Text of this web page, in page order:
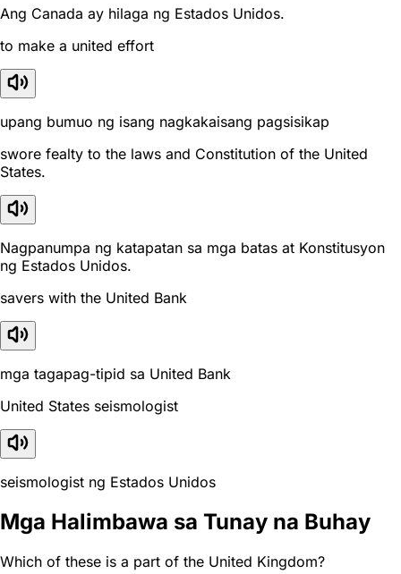
Ang Canada ay hilaga ng Estados Unidos.
to make a united effort
upang bumuo ng isang nagkakaisang pagsisikap
swore fealty to the laws and Constitution of the United
States.
Nagpanumpa ng katapatan sa mga batas at Konstitusyon
ng Estados Unidos.
savers with the United Bank
mga tagapag-tipid sa United Bank
United States seismologist
seismologist ng Estados Unidos
Mga Halimbawa sa Tunay na Buhay
Which of these is a part of the United Kingdom?